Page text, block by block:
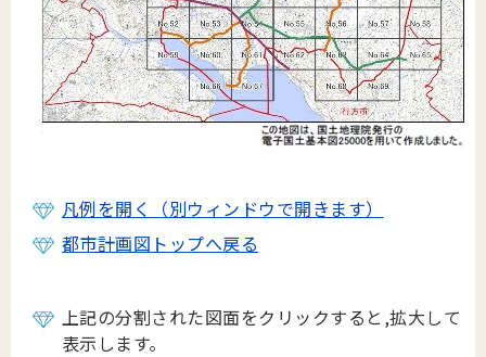
凡例を開く（別ウィンドウで開きます）
都市計画図トップへ戻る
上記の分割された図面をクリックすると,拡大して
表示します。